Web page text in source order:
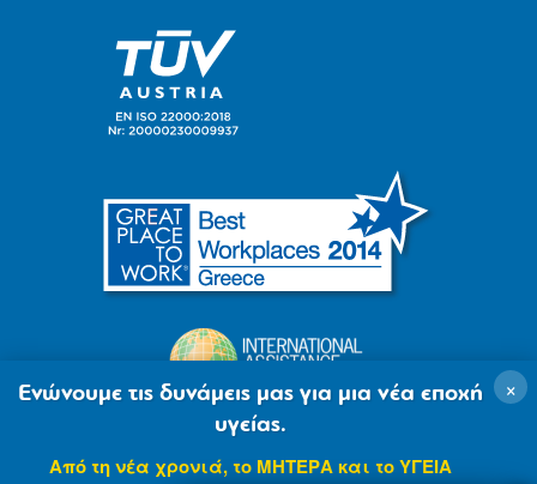
×
Ενώνουμε τις δυνάμεις μας για μια νέα εποχή
υγείας.
Από τη νέα χρονιά, το ΜΗΤΕΡΑ και το ΥΓΕΙΑ